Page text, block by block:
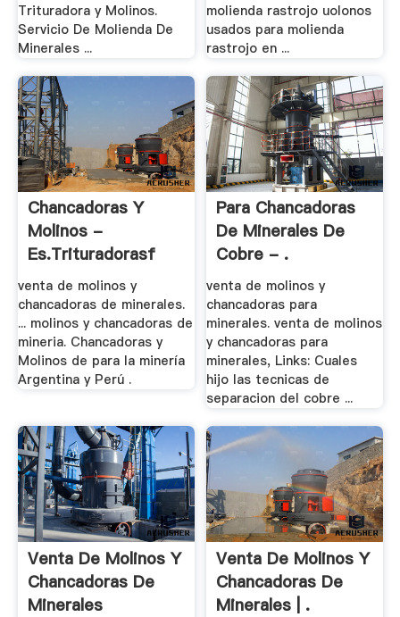
Trituradora y Molinos.
Servicio De Molienda De
Minerales ...
molienda rastrojo uolonos
usados para molienda
rastrojo en ...
Chancadoras Y
Molinos -
Es.trituradorasf
venta de molinos y
chancadoras de minerales.
... molinos y chancadoras de
mineria. Chancadoras y
Molinos de para la minería
Argentina y Perú .
Para Chancadoras
De Minerales De
Cobre - .
venta de molinos y
chancadoras para
minerales. venta de molinos
y chancadoras para
minerales, Links: Cuales
hijo las tecnicas de
separacion del cobre ...
Venta De Molinos Y
Chancadoras De
Minerales
Venta De Molinos Y
Chancadoras De
Minerales | .